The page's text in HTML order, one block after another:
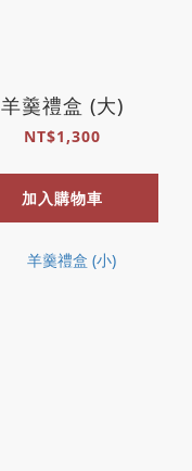
羊羹禮盒 (大)
NT$1,300
加入購物車